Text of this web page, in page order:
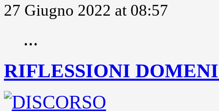
27 Giugno 2022 at 08:57
...
RIFLESSIONI